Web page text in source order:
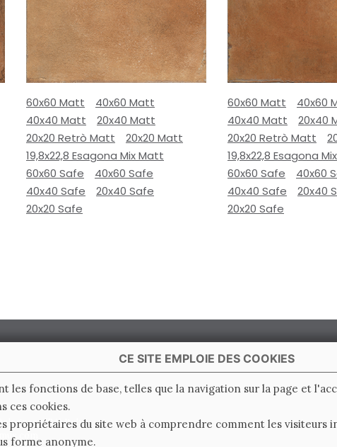
60x60 Matt
40x60 Matt
40x40 Matt
20x40 Matt
20x20 Retrò Matt
20x20 Matt
19,8x22,8 Esagona Mix Matt
60x60 Safe
40x60 Safe
40x40 Safe
20x40 Safe
20x20 Safe
60x60 Matt
40x60
40x40 Matt
20x40
20x20 Retrò Matt
19,8x22,8 Esagona
60x60 Safe
40x60
40x40 Safe
20x40
20x20 Safe
(RA) Italy
CE SITE EMPLOIE DES COOKIES
les fonctions de base, telles que la navigation sur la page et
ces cookies.
propriétaires du site web à comprendre comment les visiteurs
forme anonyme.